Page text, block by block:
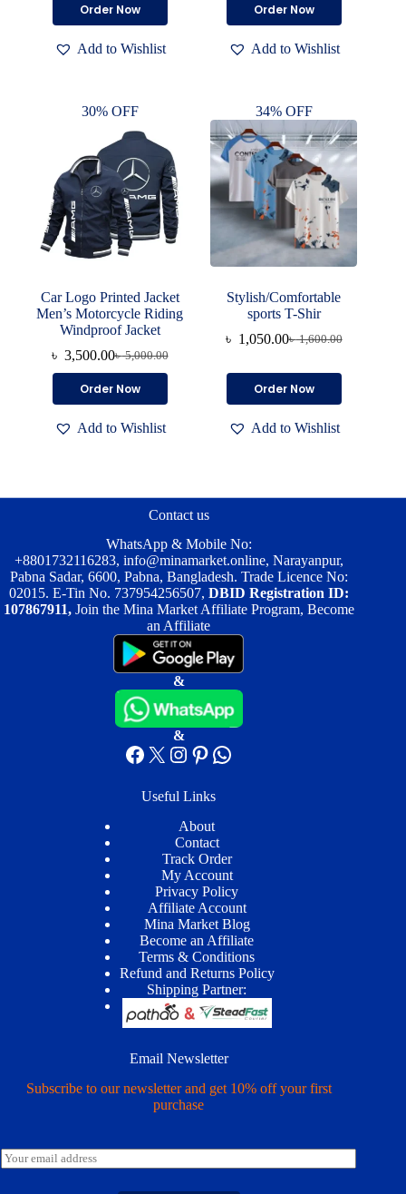
was:
is:
Order Now
product
multiple
may
chosen
on
the
product
page
Add to Wishlist
was:
is:
Order Now
Add to Wishlist
30% OFF
Car Logo Printed Jacket
Men’s Motorcycle Riding
Windproof Jacket
৳5,000.00
Original
was:
৳ 3,500.00Current
is:
Order Now
product
multiple
may
on
the
product
page
Add to Wishlist
34% OFF
Stylish/Comfortable
sports T-Shir
৳1,600.00
Original
৳ 1,600.00.
৳ 1,050.00Current
৳ 1,050.00.
Order Now
product
multiple
may
the
product
page
Add to Wishlist
Contact us
WhatsApp & Mobile No:
+8801732116283, info@minamarket.online, Narayanpur,
Pabna Sadar, 6600, Pabna, Bangladesh. Trade Licence No:
02015. E-Tin No. 737954256507, DBID Registration ID:
107867911, Join the Mina Market Affiliate Program, Become
an Affiliate
&
&
Facebook
X Instagram
Pinterest
WhatsApp
Useful Links
About
Contact
Track Order
My Account
Privacy Policy
Affiliate Account
Mina Market Blog
Become an Affiliate
Terms & Conditions
Refund and Returns Policy
Shipping Partner:
Email Newsletter
Subscribe to our newsletter and get 10% off your first
purchase
E
m